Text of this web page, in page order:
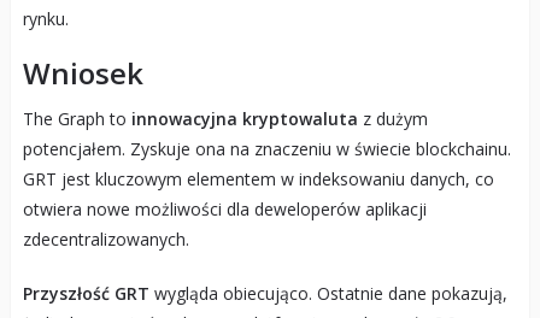
rynku.
Wniosek
The Graph to innowacyjna kryptowaluta z dużym
potencjałem. Zyskuje ona na znaczeniu w świecie blockchainu.
GRT jest kluczowym elementem w indeksowaniu danych, co
otwiera nowe możliwości dla deweloperów aplikacji
zdecentralizowanych.
Przyszłość GRT wygląda obiecująco. Ostatnie dane pokazują,